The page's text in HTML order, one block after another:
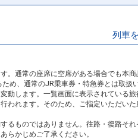
列車
。通常の座席に空席がある場合でも本
め、通常のJR乗車券・特急券とは取扱
動します。一覧画面に表示されている
われます。そのため、ご指定いただい
るものではありません。往路・復路
らかじめご了承ください。